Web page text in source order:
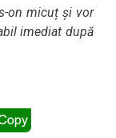
on micuț și vor
imediat după